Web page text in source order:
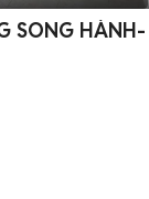
SONG